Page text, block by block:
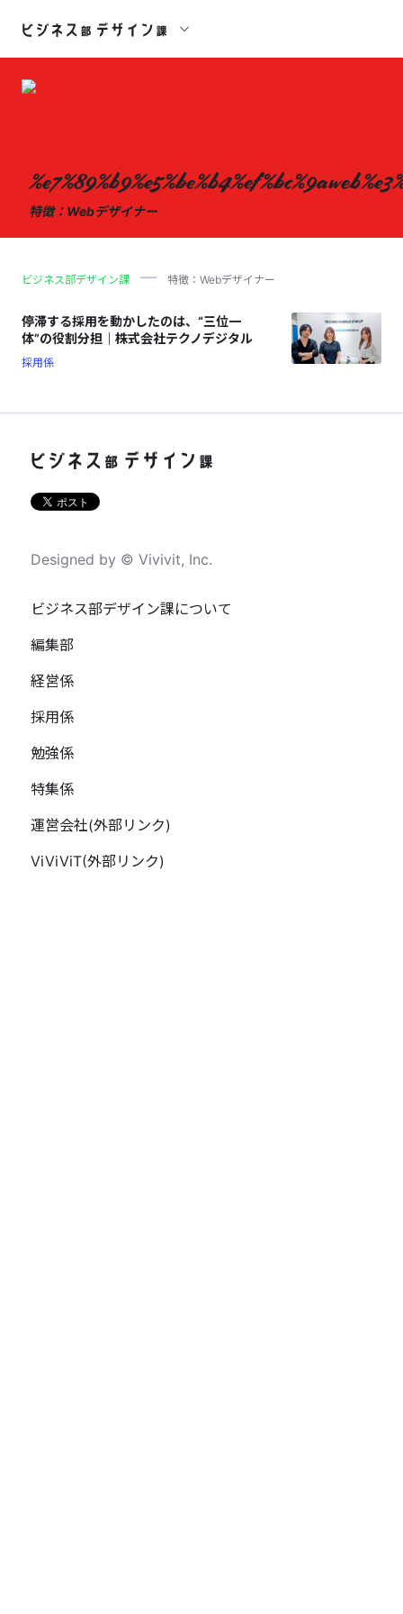
特徴：Webデザイナー
ビジネス部デザイン課 特徴：Webデザイナー
停滞する採用を動かしたのは、“三位一
体”の役割分担｜株式会社テクノデジタル
採用係
Designed by © Vivivit, Inc.
ビジネス部デザイン課について
編集部
経営係
採用係
勉強係
特集係
運営会社(外部リンク)
ViViViT(外部リンク)